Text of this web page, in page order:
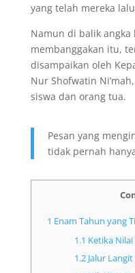
yang telah mereka
Namun di balik angka
membanggakan itu,
disampaikan oleh
Nur Shofwatin
siswa dan orang tua.
Pesan yang
tidak pernah
1 Enam Tahun yang
1.1 Ketika Nilai
1.2 Jalur